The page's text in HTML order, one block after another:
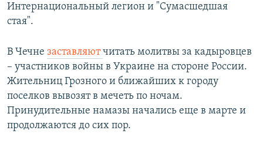
Интернациональный легион и "Сумасшедшая
стая".
В Чечне заставляютчитать молитвы за кадыровцев
– участников войны в Украине на стороне России.
Жительниц Грозного и ближайших к городу
поселков вывозят в мечеть по ночам.
Принудительные намазы начались еще в марте и
продолжаются до сих пор.